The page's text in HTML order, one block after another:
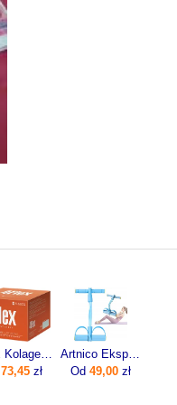
4Flex Kolagen Nowej Generacji Z Wit. C 30sasz.
73,45 zł
Artnico Ekspander Do Ćwiczeń Z Pedałami Gumy Oporowe Trening Nóg Brzucha Błekitny
Od 49,00 zł